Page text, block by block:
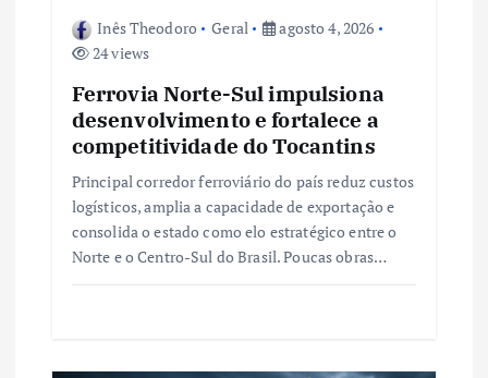
Inês Theodoro Geral
agosto 4, 2026
24 views
Ferrovia Norte-Sul impulsiona
desenvolvimento e fortalece a
competitividade do Tocantins
Principal corredor ferroviário do país reduz custos
logísticos, amplia a capacidade de exportação e
consolida o estado como elo estratégico entre o
Norte e o Centro-Sul do Brasil. Poucas obras…